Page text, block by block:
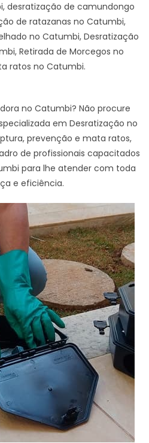
desratização de camundongo
de ratazanas no Catumbi,
no Catumbi, Desratização
Retirada de Morcegos no
ratos no Catumbi.
no Catumbi? Não procure
em Desratização no
prevenção e mata ratos,
de profissionais capacitados
para lhe atender com toda
e eficiência.